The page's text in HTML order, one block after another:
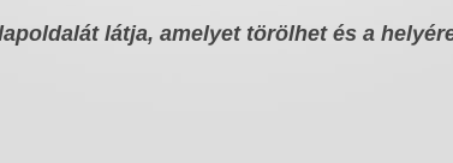
látja, amelyet törölhet és a